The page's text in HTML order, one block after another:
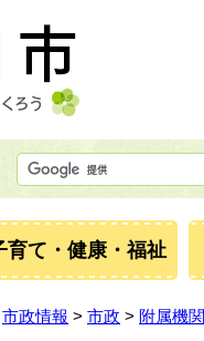
育て・健康・福祉
市政情報 > 市政 > 附属機